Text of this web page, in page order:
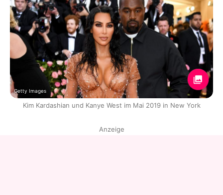
Getty Images
Kim Kardashian und Kanye West im Mai 2019 in New York
Anzeige